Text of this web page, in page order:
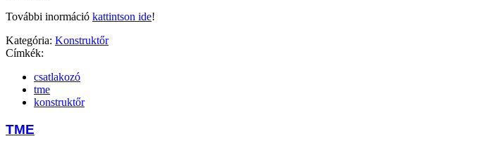
További inormáció kattintson ide!
Kategória: Konstruktőr
Címkék:
csatlakozó
tme
konstruktőr
TME